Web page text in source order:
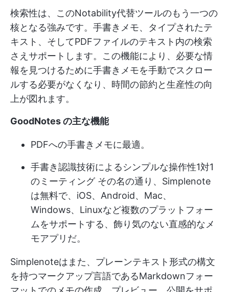
検索性は、このNotability代替ツールのもう一つの
核となる強みです。手書きメモ、タイプされたテ
キスト、そしてPDFファイルのテキスト内の検索
さえサポートします。この機能により、必要な情
報を見つけるために手書きメモを手動でスクロー
ルする必要がなくなり、時間の節約と生産性の向
上が図れます。
GoodNotes の主な機能
PDFへの手書きメモに最適。
手書き認識技術によるシンプルな操作性1対1
のミーティングその名の通り、Simplenote
は無料で、iOS、Android、Mac、
Windows、Linuxなど複数のプラットフォー
ムをサポートする、飾り気のない直感的なメ
モアプリだ。
Simplenoteはまた、プレーンテキスト形式の構文
を持つマークアップ言語であるMarkdownフォー